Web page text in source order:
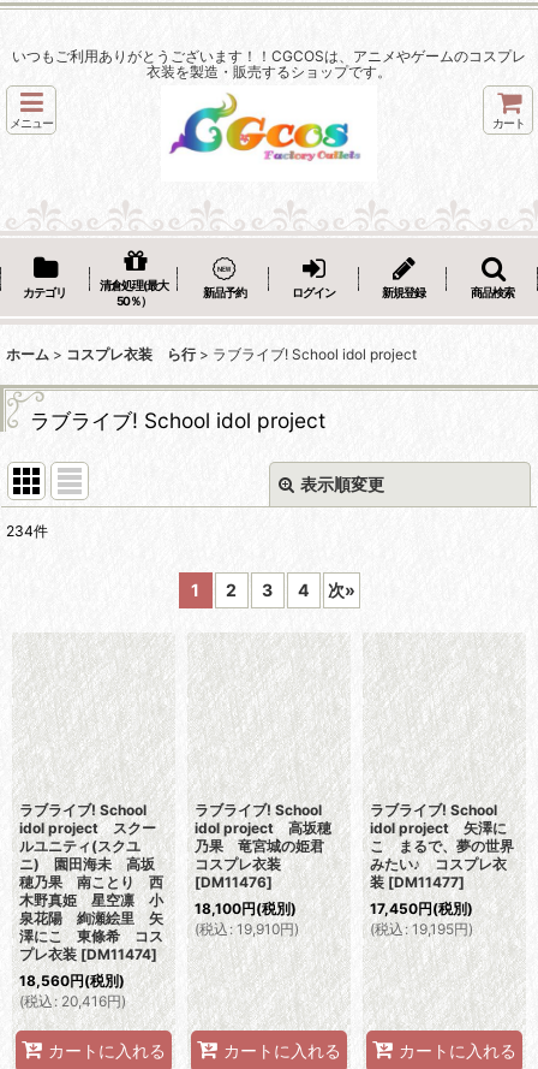
いつもご利用ありがとうございます！！CGCOSは、アニメやゲームのコスプレ
衣装を製造・販売するショップです。
メニュー カート
カテゴリ
清倉処理(最大
50％）
新品予約 ログイン 新規登録 商品検索
ホーム > コスプレ衣装 ら行 > ラブライブ! School idol project
ラブライブ! School idol project
表示順変更
絞り込む
234件
1 2 3 4 次»
ラブライブ! School
idol project スクー
ルユニティ(スクユ
ニ) 園田海未 高坂
穂乃果 南ことり 西
木野真姫 星空凛 小
泉花陽 絢瀬絵里 矢
澤にこ 東條希 コス
プレ衣装 [DM11474]
18,560円(税別)
(税込: 20,416円)
カートに入れる
ラブライブ! School
idol project 高坂穂
乃果 竜宮城の姫君
コスプレ衣装
[DM11476]
18,100円(税別)
(税込: 19,910円)
カートに入れる
ラブライブ! School
idol project 矢澤に
こ まるで、夢の世界
みたい♪ コスプレ衣
装 [DM11477]
17,450円(税別)
(税込: 19,195円)
カートに入れる